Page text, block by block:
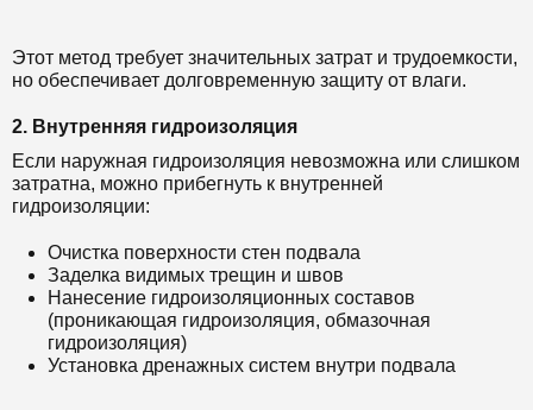
Этот метод требует значительных затрат и трудоемкости,
но обеспечивает долговременную защиту от влаги.
2. Внутренняя гидроизоляция
Если наружная гидроизоляция невозможна или слишком
затратна, можно прибегнуть к внутренней
гидроизоляции:
Очистка поверхности стен подвала
Заделка видимых трещин и швов
Нанесение гидроизоляционных составов
(проникающая гидроизоляция, обмазочная
гидроизоляция)
Установка дренажных систем внутри подвала